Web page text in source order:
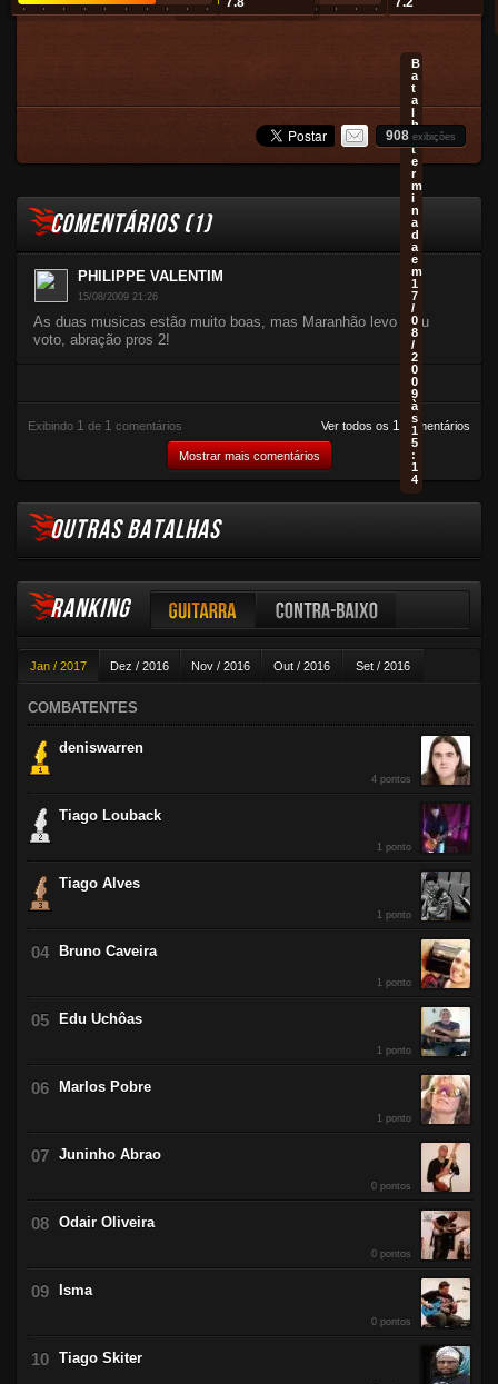
B
a
t
a
l
h
a
t
e
r
m
i
n
a
d
a
e
m
1
7
/
0
8
/
2
0
0
9
à
s
1
5
:
1
4
908 exibições
COMENTÁRIOS (1)
PHILIPPE VALENTIM
15/08/2009 21:26
As duas musicas estão muito boas, mas Maranhão levo meu
voto, abração pros 2!
Exibindo 1 de 1 comentários
Mostrar mais comentários
Ver todos os 1 comentários
OUTRAS BATALHAS
RANKING
Jan / 2017 Dez / 2016 Nov / 2016 Out / 2016 Set / 2016
Ago / 2016 Jul / 2016
Guitarra Contra-baixo
COMBATENTES
deniswarren
4 pontos
Tiago Louback
1 ponto
Tiago Alves
1 ponto
Bruno Caveira
1 ponto
Edu Uchôas
1 ponto
Marlos Pobre
1 ponto
Juninho Abrao
0 pontos
Odair Oliveira
0 pontos
Isma
0 pontos
Tiago Skiter